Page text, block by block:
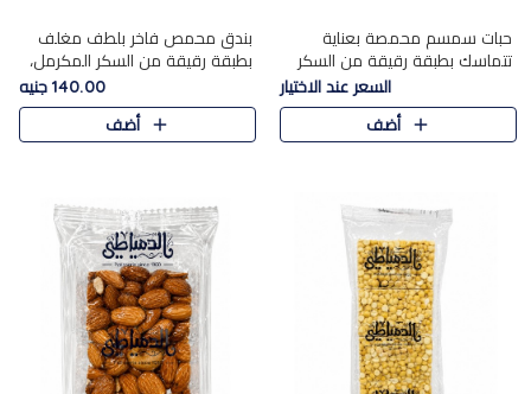
حبات سمسم محمصة بعناية
تتماسك بطبقة رقيقة من السكر
المكرمل، لتقدم طعم السمسم
المميز وقرمشتة التي ارتبطت ببهجة
المولد عبر الأجيال.
السعر عند الاختيار
أضف
بندق محمص فاخر بلطف مغلف
بطبقة رقيقة من السكر المكرمل،
يجمع بين النكهة الغنية ناتي
والقرمشة الراقية المرضية في
حلوى شرقية أنيقه بطابع مميز.
140.00 جنيه
أضف